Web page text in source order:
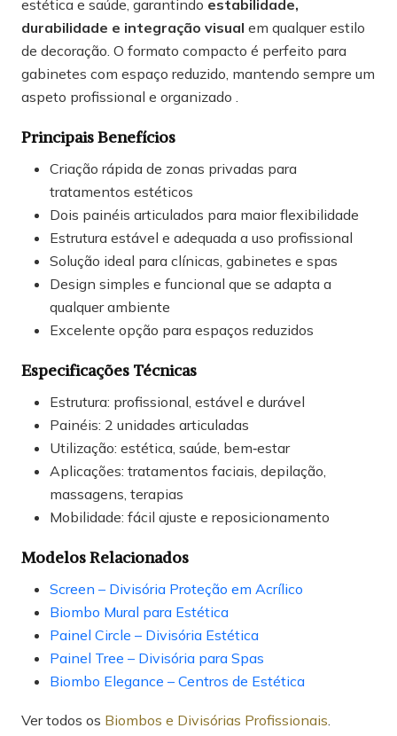
estética e saúde, garantindo estabilidade,
durabilidade e integração visual em qualquer estilo
de decoração. O formato compacto é perfeito para
gabinetes com espaço reduzido, mantendo sempre um
aspeto profissional e organizado .
Principais Benefícios
Criação rápida de zonas privadas para
tratamentos estéticos
Dois painéis articulados para maior flexibilidade
Estrutura estável e adequada a uso profissional
Solução ideal para clínicas, gabinetes e spas
Design simples e funcional que se adapta a
qualquer ambiente
Excelente opção para espaços reduzidos
Especificações Técnicas
Estrutura: profissional, estável e durável
Painéis: 2 unidades articuladas
Utilização: estética, saúde, bem‑estar
Aplicações: tratamentos faciais, depilação,
massagens, terapias
Mobilidade: fácil ajuste e reposicionamento
Modelos Relacionados
Screen – Divisória Proteção em Acrílico
Biombo Mural para Estética
Painel Circle – Divisória Estética
Painel Tree – Divisória para Spas
Biombo Elegance – Centros de Estética
Ver todos os Biombos e Divisórias Profissionais